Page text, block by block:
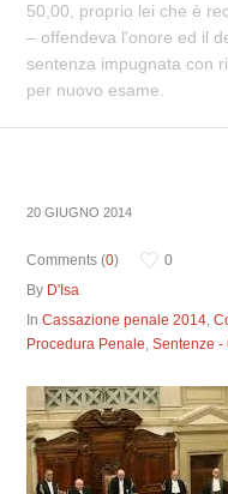
50,00, proprio lei che è
– offendeva l'onore ed il
sentenza impugnata con
per nuovo esame.
20 GIUGNO 2014
Comments (0)
0
By D'Isa
InCassazione penale 2014,
Procedura Penale,Sentenze -